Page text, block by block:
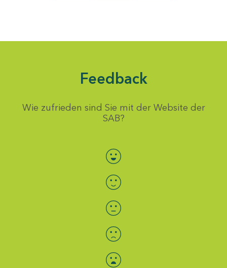
Feedback
Wie zufrieden sind Sie mit der Website der
SAB?
Bewertung auswählen